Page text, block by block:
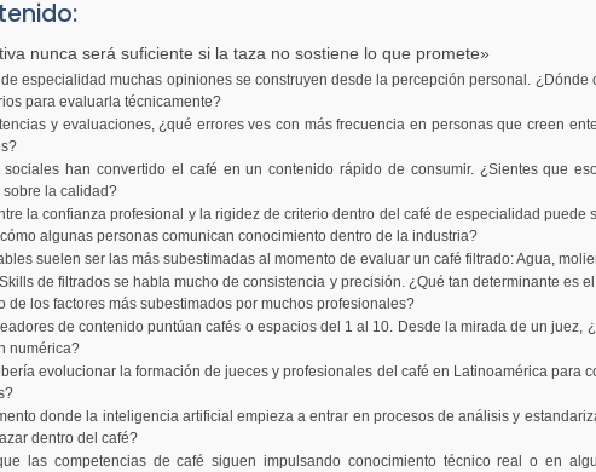
nunca será suficiente si la taza no sostiene lo que promete»
de especialidad muchas opiniones se construyen desde la percepción personal.
para evaluarla técnicamente?
y evaluaciones, ¿qué errores ves con más frecuencia en personas que creen
sociales han convertido el café en un contenido rápido de consumir. ¿Sientes que
sobre la calidad?
la confianza profesional y la rigidez de criterio dentro del café de especialidad
algunas personas comunican conocimiento dentro de la industria?
suelen ser las más subestimadas al momento de evaluar un café filtrado: Agua,
de filtrados se habla mucho de consistencia y precisión. ¿Qué tan determinante es
de los factores más subestimados por muchos profesionales?
de contenido puntúan cafés o espacios del 1 al 10. Desde la mirada de un
numérica?
evolucionar la formación de jueces y profesionales del café en Latinoamérica para
donde la inteligencia artificial empieza a entrar en procesos de análisis y
dentro del café?
las competencias de café siguen impulsando conocimiento técnico real o en